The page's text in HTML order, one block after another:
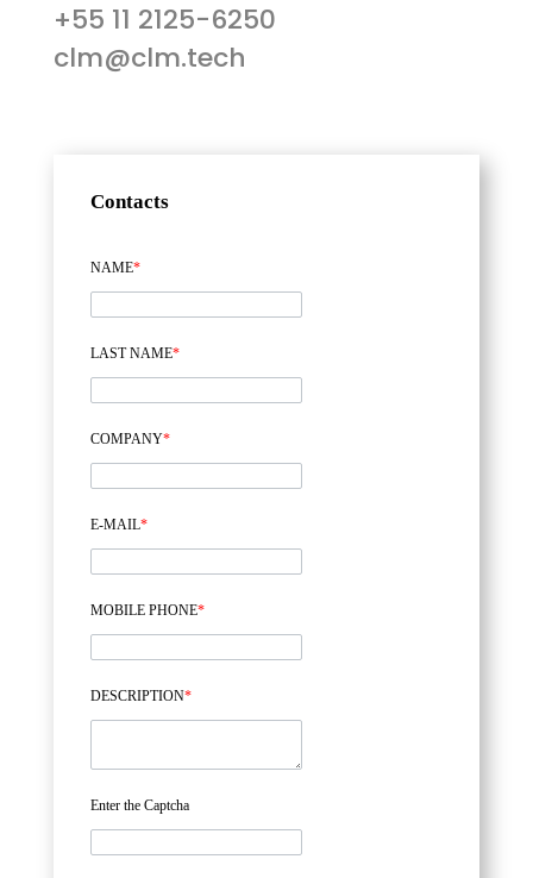
+55 11 2125-6250
clm@clm.tech
Contacts
NAME*
LAST NAME*
COMPANY*
E-MAIL*
MOBILE PHONE*
DESCRIPTION*
Enter the Captcha